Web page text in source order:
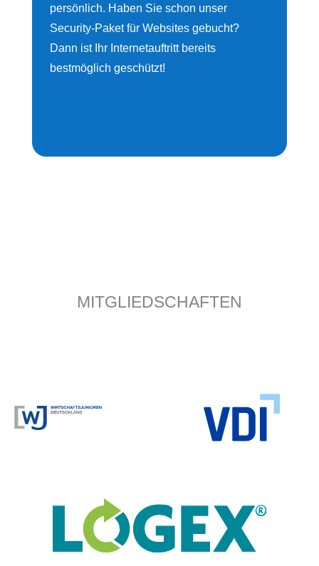
persönlich. Haben Sie schon unser
Security-Paket für Websites gebucht?
Dann ist Ihr Internetauftritt bereits
bestmöglich geschützt!
MITGLIEDSCHAFTEN